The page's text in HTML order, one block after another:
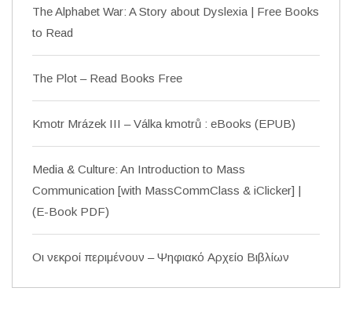
The Alphabet War: A Story about Dyslexia | Free Books
to Read
The Plot – Read Books Free
Kmotr Mrázek III – Válka kmotrů : eBooks (EPUB)
Media & Culture: An Introduction to Mass
Communication [with MassCommClass & iClicker] |
(E-Book PDF)
Οι νεκροί περιμένουν – Ψηφιακό Αρχείο Βιβλίων